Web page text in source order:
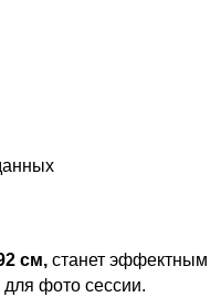
см, станет эффектным
фото сессии.